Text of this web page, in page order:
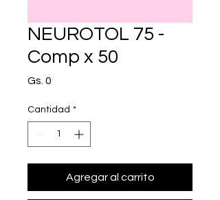
NEUROTOL 75 -
Comp x 50
Gs. 0
Cantidad *
Agregar al carrito